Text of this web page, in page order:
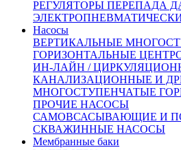
РЕГУЛЯТОРЫ ПЕРЕПАДА
Насосы
ВЕРТИКАЛЬНЫЕ
ГОРИЗОНТАЛЬНЫЕ
ИН-ЛАЙН /
КАНАЛИЗАЦИОННЫЕ И
МНОГОСТУПЕНЧАТЫЕ
ПРОЧИЕ НАСОСЫ
САМОВСАСЫВАЮЩИЕ И
СКВАЖИННЫЕ НАСОСЫ
Мембранные баки
Ду10076212.00Ду125131297.00
238788.00Ду250374063.00Ду300
Характеристики
Доставка и оплата:
Похожие товары:
Описание
Рабочая среда:Вода, воздух,
природный газ, нефть,